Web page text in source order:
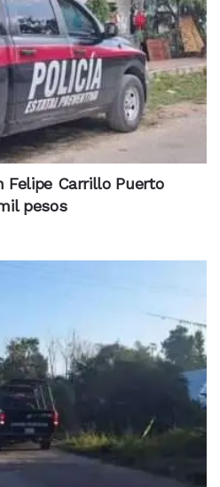
Felipe Carrillo Puerto
pesos